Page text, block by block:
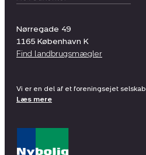
Nørregade 49
1165 København K
Find landbrugsmægler
Vi er en del af et foreningsejet selskab
Læs mere